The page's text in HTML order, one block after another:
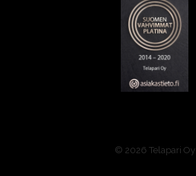
© 2026 Telapari Oy